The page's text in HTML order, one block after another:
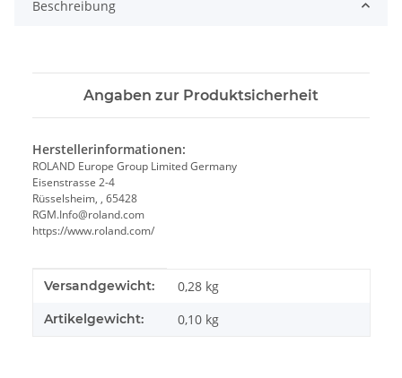
Beschreibung
Angaben zur Produktsicherheit
Herstellerinformationen:
ROLAND Europe Group Limited Germany
Eisenstrasse 2-4
Rüsselsheim, , 65428
RGM.Info@roland.com
https://www.roland.com/
Produkteigenschaft
Wert
Versandgewicht: 0,28 kg
Artikelgewicht: 0,10 kg